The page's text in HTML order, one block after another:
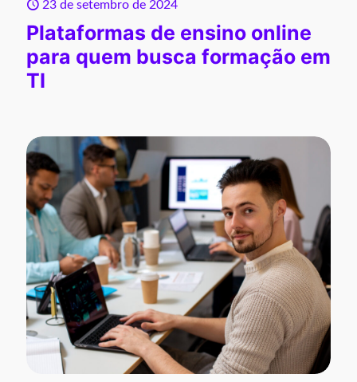
23 de setembro de 2024
Plataformas de ensino online
para quem busca formação em
TI